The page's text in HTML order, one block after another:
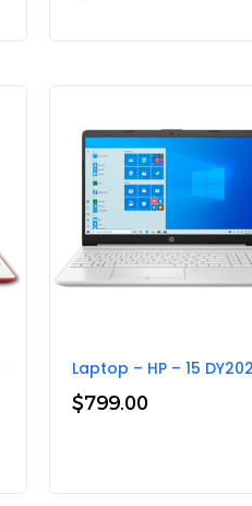
Laptop – HP – 15
$799.00